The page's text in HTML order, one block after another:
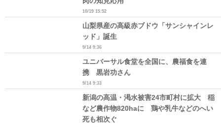
10/19 15:52
山梨県産の高級赤ブドウ「サンシャインレ
ッド」誕生
9/14 9:36
ユニバーサル食堂を全国に、農福食を連
携 黒岩功さん
9/14 9:33
新潟の高温・渇水被害24市町村に拡大 稲
など農作物820haに 鶏や乳牛などのへい
死も相次ぐ